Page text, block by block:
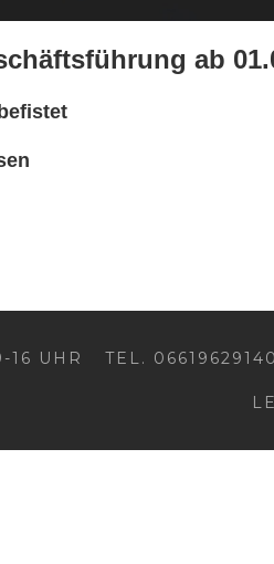
ab
TEL. 06619629140
16 UHR